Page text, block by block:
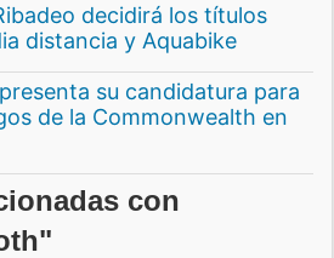
decidirá los títulos
distancia y Aquabike
su candidatura para
de la Commonwealth en
con